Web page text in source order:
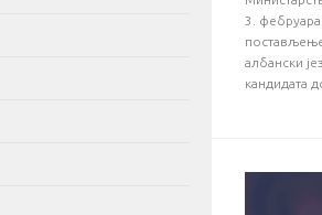
3. фебруара
албански
кандидата